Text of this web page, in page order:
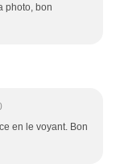
photo, bon
en le voyant. Bon